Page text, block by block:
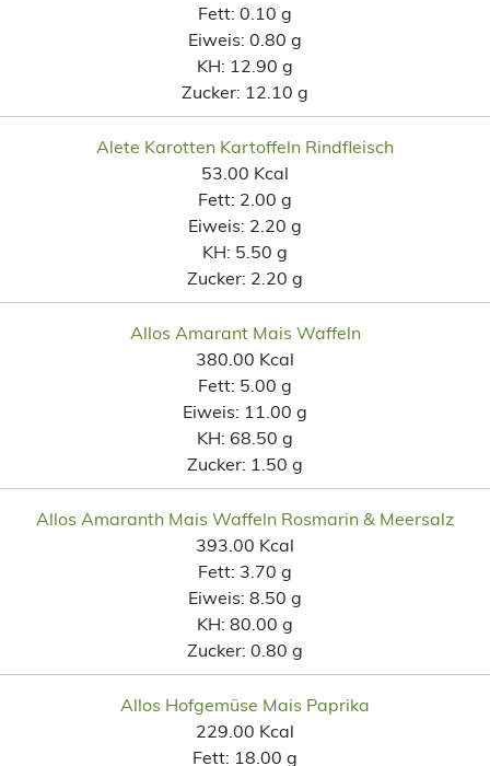
Fett: 0.10 g
Eiweis: 0.80 g
KH: 12.90 g
Zucker: 12.10 g
Alete Karotten Kartoffeln Rindfleisch
53.00 Kcal
Fett: 2.00 g
Eiweis: 2.20 g
KH: 5.50 g
Zucker: 2.20 g
Allos Amarant Mais Waffeln
380.00 Kcal
Fett: 5.00 g
Eiweis: 11.00 g
KH: 68.50 g
Zucker: 1.50 g
Allos Amaranth Mais Waffeln Rosmarin & Meersalz
393.00 Kcal
Fett: 3.70 g
Eiweis: 8.50 g
KH: 80.00 g
Zucker: 0.80 g
Allos Hofgemüse Mais Paprika
229.00 Kcal
Fett: 18.00 g